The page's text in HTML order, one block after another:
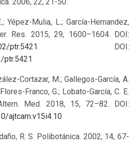
Yépez-Mulia, L.; García-Hernandez,
Res. 2015, 29, 1600–1604. DOI:
ptr.5421. DOI:
ptr.5421
Cortazar, M.; Gallegos-García, A.
Franco, G.; Lobato-García, C. E.
Med. 2018, 15, 72–82. DOI:
ajtcam.v15i4.10
R. S. Polibotánica. 2002, 14, 67-